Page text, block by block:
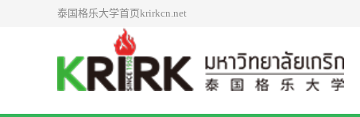
泰国格乐大学首页krirkcn.net